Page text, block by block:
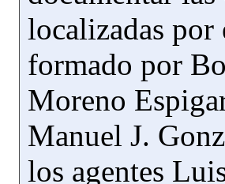
localizadas
formado por
Moreno
Manuel J.
los agentes